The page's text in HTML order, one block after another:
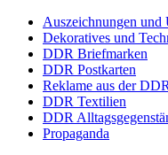
Auszeichnungen und
Dekoratives und
DDR Briefmarken
DDR Postkarten
Reklame aus der DDR
DDR Textilien
DDR
Propaganda